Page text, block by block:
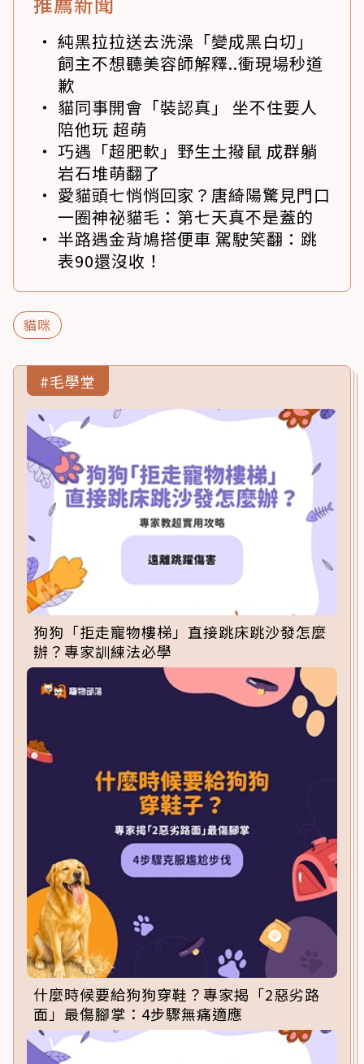
純黑拉拉送去洗澡「變成黑白切」
飼主不想聽美容師解釋..衝現場秒道
歉
貓同事開會「裝認真」 坐不住要人
陪他玩 超萌
巧遇「超肥軟」野生土撥鼠 成群躺
岩石堆萌翻了
愛貓頭七悄悄回家？唐綺陽驚見門口
一圈神祕貓毛：第七天真不是蓋的
半路遇金背鳩搭便車 駕駛笑翻：跳
表90還沒收！
貓咪
#毛學堂
狗狗「拒走寵物樓梯」直接跳床跳沙發怎麼
辦？專家訓練法必學
什麼時候要給狗狗穿鞋？專家揭「2惡劣路
面」最傷腳掌：4步驟無痛適應